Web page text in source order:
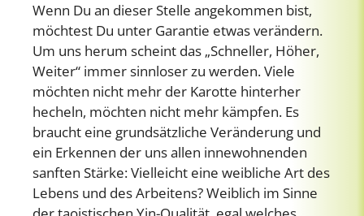
Wenn Du an dieser Stelle angekommen bist,
möchtest Du unter Garantie etwas verändern.
Um uns herum scheint das „Schneller, Höher,
Weiter“ immer sinnloser zu werden. Viele
möchten nicht mehr der Karotte hinterher
hecheln, möchten nicht mehr kämpfen. Es
braucht eine grundsätzliche Veränderung und
ein Erkennen der uns allen innewohnenden
sanften Stärke: Vielleicht eine weibliche Art des
Lebens und des Arbeitens? Weiblich im Sinne